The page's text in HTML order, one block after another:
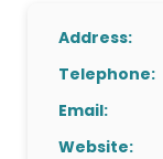
Address:
Telephone:
Email:
Website: